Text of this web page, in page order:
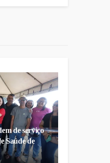
de serviço
Saúde de